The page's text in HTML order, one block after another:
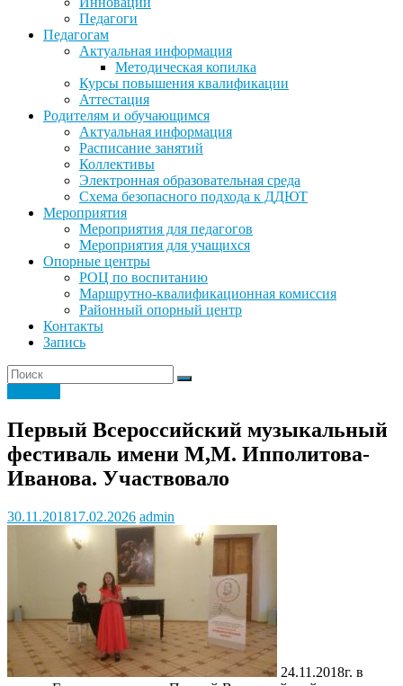
Педагоги
Педагогам
Актуальная информация
Методическая копилка
Курсы повышения квалификации
Аттестация
Родителям и обучающимся
Актуальная информация
Расписание занятий
Коллективы
Электронная образовательная среда
Схема безопасного подхода к ДДЮТ
Мероприятия
Мероприятия для педагогов
Мероприятия для учащихся
Опорные центры
РОЦ по воспитанию
Маршрутно-квалификационная комиссия
Районный опорный центр
Контакты
Запись
Первый Всероссийский музыкальный
фестиваль имени М,М. Ипполитова-
Иванова. Участвовало
30.11.201817.02.2026 admin
24.11.2018г. в